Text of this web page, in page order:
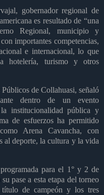
gobernador regional de
es resultado de “una
Regional, municipio y
importantes competencias,
e internacional, lo que
hotelería, turismo y otros
de Collahuasi, señaló
dentro de un evento
institucionalidad pública y
de esfuerzos ha permitido
Arena Cavancha, con
al deporte, la cultura y la vida
para el 1° y 2 de
pase a esta etapa del torneo
título de campeón y los tres